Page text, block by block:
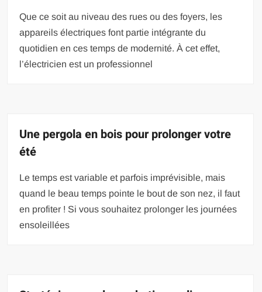
Que ce soit au niveau des rues ou des foyers, les
appareils électriques font partie intégrante du
quotidien en ces temps de modernité. À cet effet,
l’électricien est un professionnel
Une pergola en bois pour prolonger votre
été
Le temps est variable et parfois imprévisible, mais
quand le beau temps pointe le bout de son nez, il faut
en profiter ! Si vous souhaitez prolonger les journées
ensoleillées